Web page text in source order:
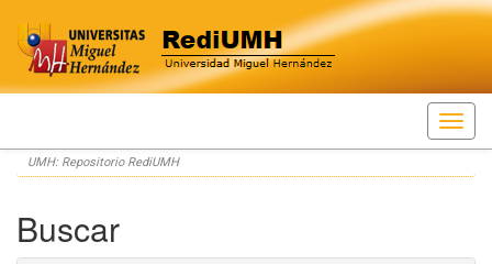
Skip
navigation
UMH: Repositorio RediUMH
Buscar